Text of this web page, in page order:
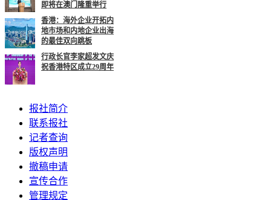
即将在澳门隆重举行
香港：海外企业开拓内
地市场和内地企业出海
的最佳双向跳板
行政长官李家超发文庆
祝香港特区成立29周年
报社简介
联系报社
记者查询
版权声明
撤稿申请
宣传合作
管理规定